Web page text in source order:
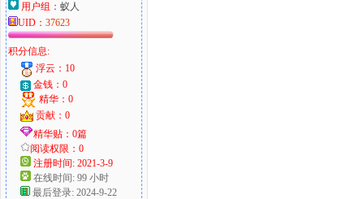
用户组： 蚁人
UID： 37623
积分信息:
浮云：10
金钱：0
精华：0
贡献：0
精华贴：0篇
阅读权限：0
注册时间: 2021-3-9
在线时间: 99 小时
最后登录: 2024-9-22